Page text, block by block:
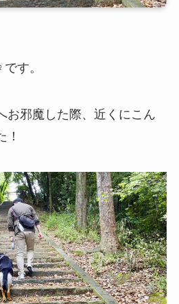
す。
お邪魔した際、近くにこん
！